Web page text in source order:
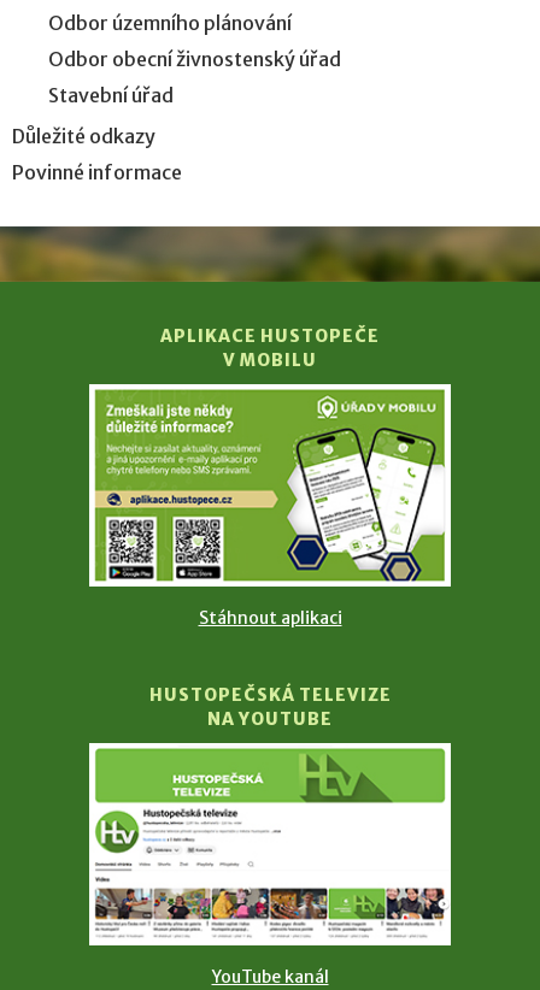
Odbor územního plánování
Odbor obecní živnostenský úřad
Stavební úřad
Důležité odkazy
Povinné informace
APLIKACE HUSTOPEČE
V MOBILU
Stáhnout aplikaci
HUSTOPEČSKÁ TELEVIZE
NA YOUTUBE
YouTube kanál